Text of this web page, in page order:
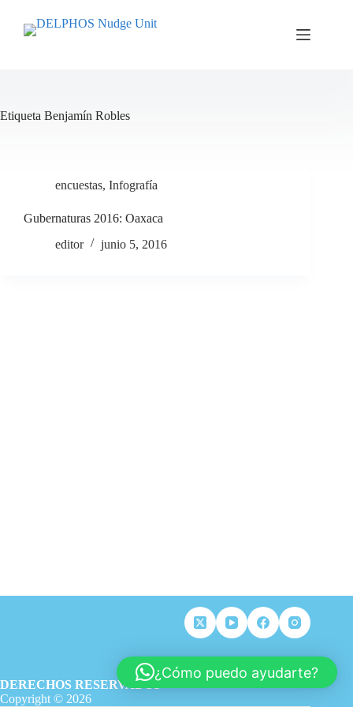
contenido
Etiqueta Benjamín Robles
encuestas, Infografía
Gubernaturas 2016: Oaxaca
editor
junio 5, 2016
DERECHOS RESERVADOS
Copyright © 2026
¿Cómo puedo ayudarte?